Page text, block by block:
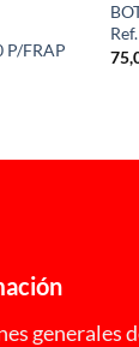
P/FRAP
generales